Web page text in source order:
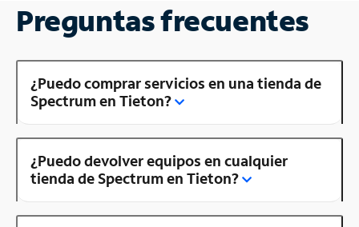
Preguntas frecuentes
¿Puedo comprar servicios en una tienda de
Spectrum en Tieton?
¿Puedo devolver equipos en cualquier
tienda de Spectrum en Tieton?